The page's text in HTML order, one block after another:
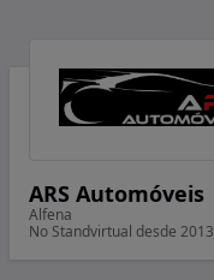
ARS Automóveis
Alfena
No Standvirtual desde 2013